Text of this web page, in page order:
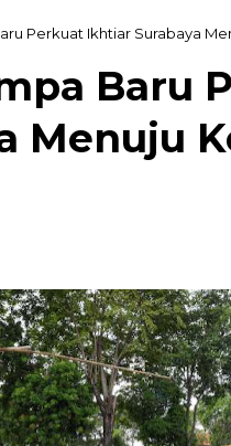
Perkuat Ikhtiar Surabaya
Baru
Menuju